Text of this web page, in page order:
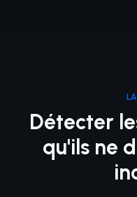
Détecter
qu'ils ne